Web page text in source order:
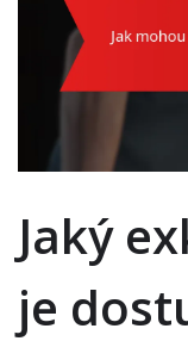
Jaký
je